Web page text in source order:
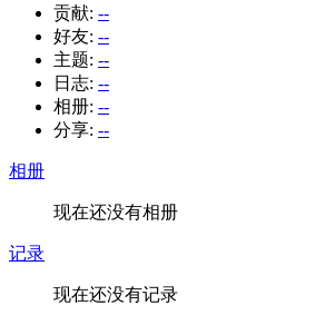
贡献: --
好友: --
主题: --
日志: --
相册: --
分享: --
相册
现在还没有相册
记录
现在还没有记录